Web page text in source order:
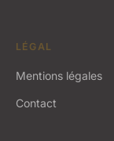
LÉGAL
Mentions légales
Contact